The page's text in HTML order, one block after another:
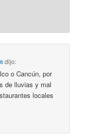
dijo:
o Cancún, por
de lluvias y mal
locales